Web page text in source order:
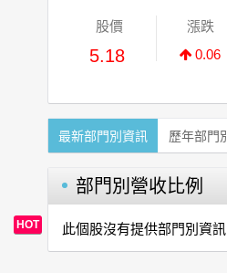
HOT
股價
5.18
漲跌
0.06
最新部門別資訊 歷年部門
部門別營收比例
此個股沒有提供部門別資訊